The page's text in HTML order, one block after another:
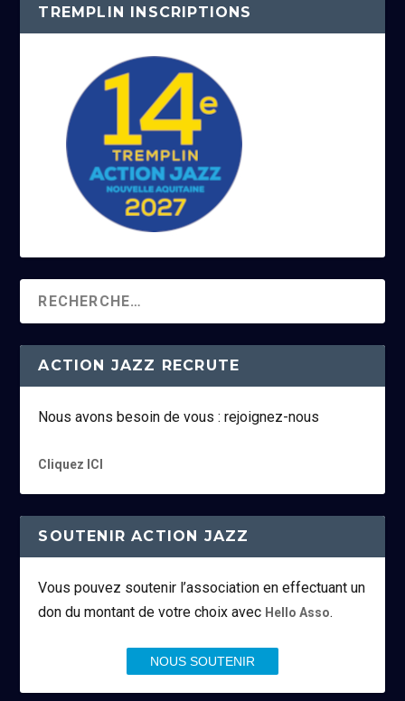
TREMPLIN INSCRIPTIONS
ACTION JAZZ RECRUTE
Nous avons besoin de vous : rejoignez-nous
Cliquez ICI
SOUTENIR ACTION JAZZ
Vous pouvez soutenir l’association en effectuant un
don du montant de votre choix avec Hello Asso.
NOUS SOUTENIR